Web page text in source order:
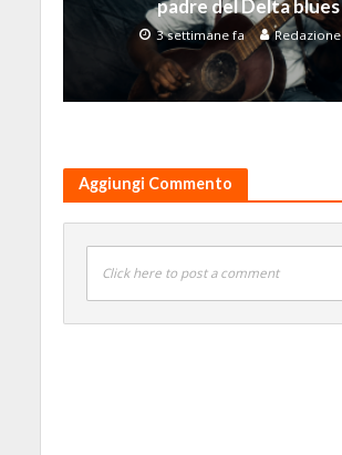
padre del Delta blues
3 settimane fa Redazione
Aggiungi Commento
Click here to post a comment